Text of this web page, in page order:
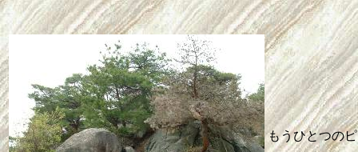
もうひとつの